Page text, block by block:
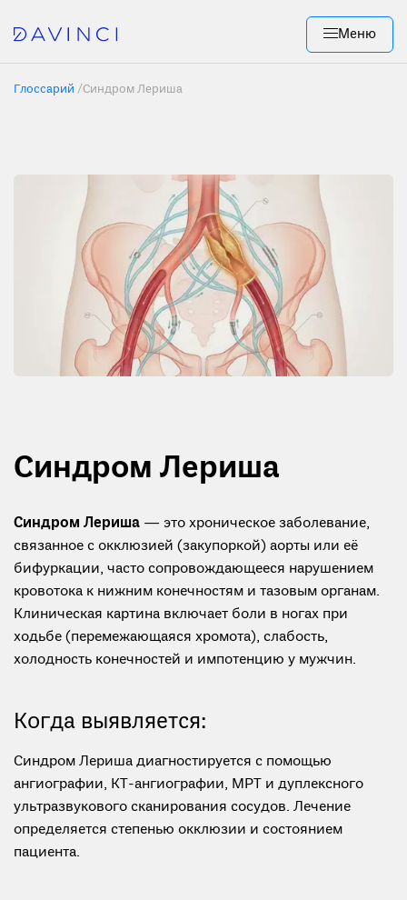
Меню
Глоссарий /Синдром Лериша
Синдром Лериша
Синдром Лериша — это хроническое заболевание,
связанное с окклюзией (закупоркой) аорты или её
бифуркации, часто сопровождающееся нарушением
кровотока к нижним конечностям и тазовым органам.
Клиническая картина включает боли в ногах при
ходьбе (перемежающаяся хромота), слабость,
холодность конечностей и импотенцию у мужчин.
Когда выявляется:
Синдром Лериша диагностируется с помощью
ангиографии, КТ-ангиографии, МРТ и дуплексного
ультразвукового сканирования сосудов. Лечение
определяется степенью окклюзии и состоянием
пациента.